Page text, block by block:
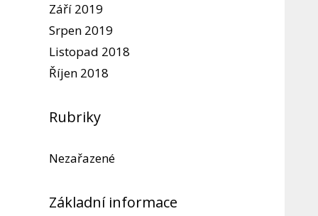
Září 2019
Srpen 2019
Listopad 2018
Říjen 2018
Rubriky
Nezařazené
Základní informace